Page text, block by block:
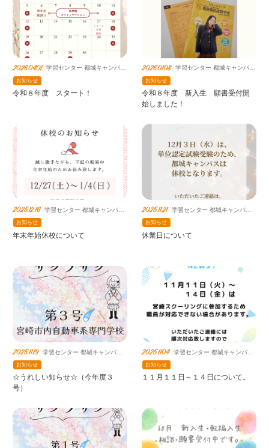
2026.04.01
学習センター 都城キャンパス
お知らせ
令和８年度 スタート！
2026.01.08
学習センター 都城キャンパス
お知らせ
令和８年度 新入生 願書受付開
始しました！
2025.12.16
学習センター 都城キャンパス
お知らせ
年末年始休校について
2025.11.21
学習センター 都城キャンパス
お知らせ
休業日について
2025.11.19
学習センター 都城キャンパス
お知らせ
☆うれしい知らせ☆（今年度３
号）
2025.11.04
学習センター 都城キャンパス
お知らせ
１１月１１日～１４日について。